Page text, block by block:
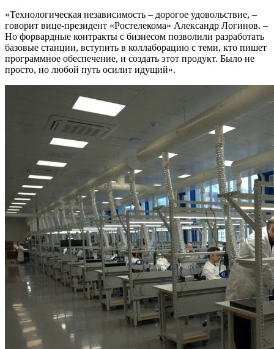
«Технологическая независимость – дорогое удовольствие, –
говорит вице-президент «Ростелекома» Александр Логинов. –
Но форвардные контракты с бизнесом позволили разработать
базовые станции, вступить в коллаборацию с теми, кто пишет
программное обеспечение, и создать этот продукт. Было не
просто, но любой путь осилит идущий».